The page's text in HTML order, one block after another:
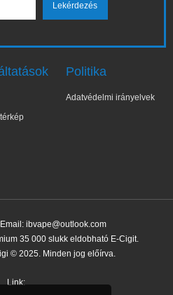
Politika
Adatvédelmi irányelvek
ibvape@outlook.com
35 000 slukk eldobható E-Cigit.
© 2025. Minden jog előírva.
Link:
✕